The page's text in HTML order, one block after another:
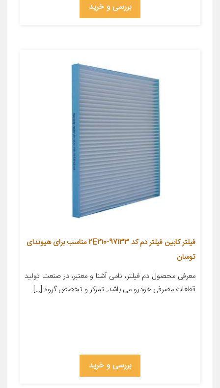
بررسی و خرید
فیلتر کابین فیلتر دم کد 97133-2E210 مناسب برای هیوندای
توسان
معرفی محصول دم فیلتر، نامی آشنا و معتبر، در صنعت تولید
قطعات مصرفی خودرو می باشد. تمرکز و تخصص گروه […]
بررسی و خرید